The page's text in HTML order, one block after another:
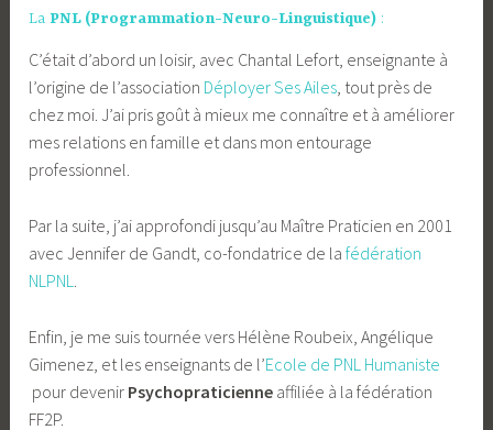
LaPNL (Programmation-Neuro-Linguistique) :
C’était d’abord un loisir, avec Chantal Lefort, enseignante à
l’origine de l’association Déployer Ses Ailes, tout près de
chez moi. J’ai pris goût à mieux me connaître et à améliorer
mes relations en famille et dans mon entourage
professionnel.
Par la suite, j’ai approfondi jusqu’au Maître Praticien en 2001
avec Jennifer de Gandt, co-fondatrice de lafédération
NLPNL
Enfin, je me suis tournée vers Hélène Roubeix, Angélique
Gimenez, et les enseignants de l’Ecole de PNL Humaniste
pour devenir Psychopraticienne affiliée à la fédération
FF2P.